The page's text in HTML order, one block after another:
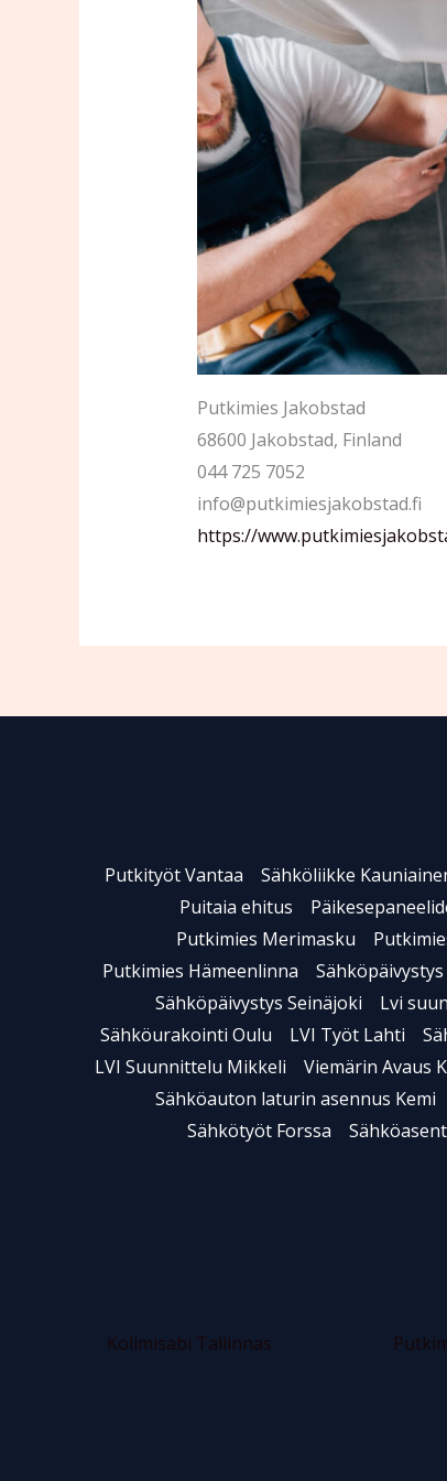
Putkimies Jakobstad
68600 Jakobstad, Finland
044 725 7052
info@putkimiesjakobstad.fi
https://
Putkityöt Vantaa Sähköliikke
Puitaia ehitus
Putkimies Merimasku
Putkimies Hämeenlinna
Sähköpäivystys Seinäjoki
Lvi
Sähköurakointi Oulu
LVI Työt Lahti
LVI Suunnittelu Mikkeli
Viemärin Avaus
Sähköauton laturin asennus Kemi
Sähkötyöt Forssa
Kolimisabi Tallinnas